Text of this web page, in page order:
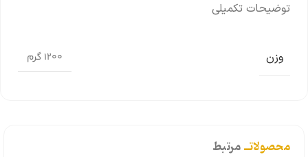
توضیحات تکمیلی
وزن 1200 گرم
محصولاتــمرتبط